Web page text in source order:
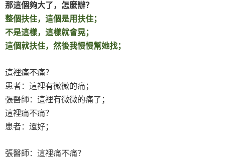
那這個夠大了，怎麼辦？
整個扶住，這個是用扶住；
不是這樣，這樣就會晃；
這個就扶住，然後我慢慢幫她找；
這裡痛不痛？
患者：這裡有微微的痛；
張醫師：這裡有微微的痛了；
這裡痛不痛？
患者：還好；
張醫師：這裡痛不痛？